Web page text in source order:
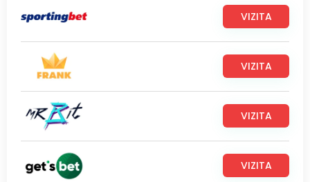
VIZITA
VIZITA
VIZITA
VIZITA